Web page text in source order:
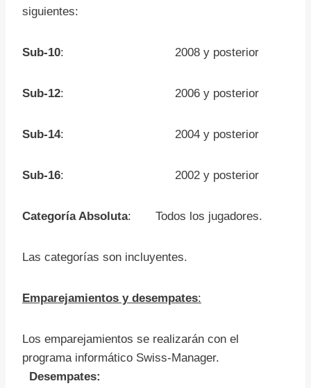
siguientes:
Sub-10: 2008 y posterior
Sub-12: 2006 y posterior
Sub-14: 2004 y posterior
Sub-16: 2002 y posterior
Categoría Absoluta: Todos los jugadores.
Las categorías son incluyentes.
Emparejamientos y desempates:
Los emparejamientos se realizarán con el
programa informático Swiss-Manager.
Desempates: